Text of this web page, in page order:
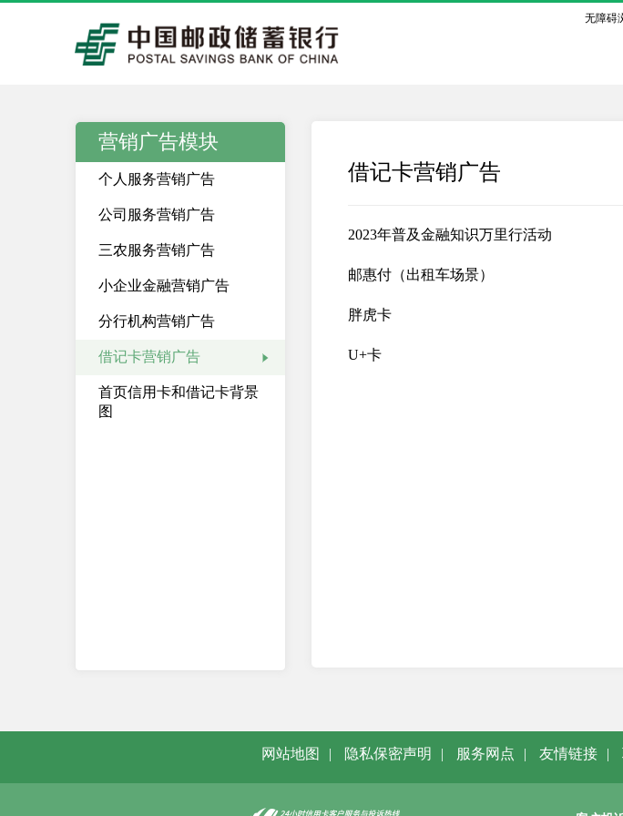
无障碍
营销广告模块
个人服务营销广告
公司服务营销广告
三农服务营销广告
小企业金融营销广告
分行机构营销广告
借记卡营销广告
首页信用卡和借记卡背景
图
借记卡营销广告
2023年普及金融知识万里行活动
邮惠付（出租车场景）
胖虎卡
U+卡
网站地图 | 隐私保密声明 | 服务网点 | 友情链接 |